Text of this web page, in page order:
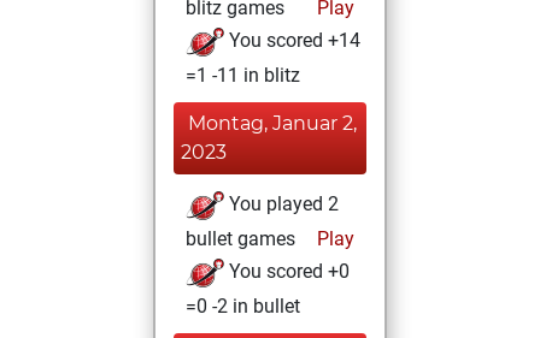
blitz games
Play
You scored +14
=1 -11 in blitz
Montag, Januar 2,
2023
You played 2
bullet games
Play
You scored +0
=0 -2 in bullet